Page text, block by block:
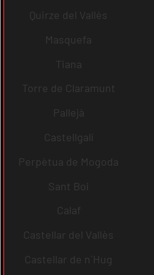
Quirze del Vallès
Masquefa
Tiana
Torre de Claramunt
Pallejà
Castellgalí
Perpètua de Mogoda
Sant Boi
Calaf
Castellar del Vallès
Castellar de n´Hug